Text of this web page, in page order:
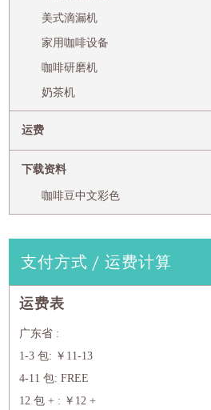
美式滴漏机
家用咖啡设备
咖啡研磨机
奶茶机
运费
下载资料
咖啡豆中文彩色
支付方式 / 运费计算
运费表
广东省 :
1-3 包: ￥11-13
4-11 包: FREE
12 包 + : ￥12 +